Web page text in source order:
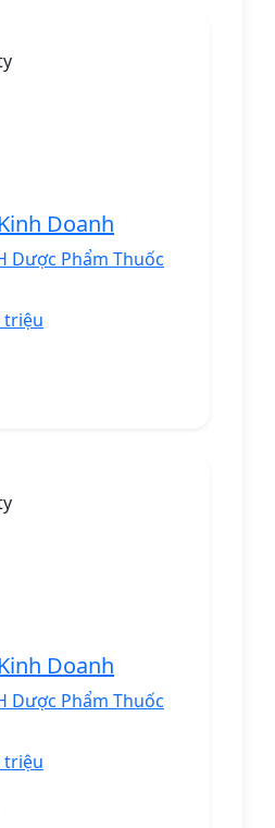
Doanh
Dược Phẩm Thuốc
triệu
Doanh
Dược Phẩm Thuốc
triệu